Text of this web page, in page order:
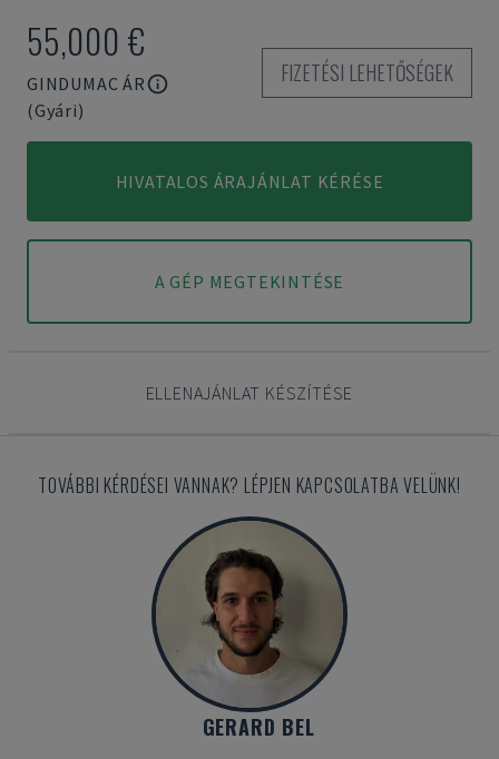
55,000 €
GINDUMAC ÁR
(Gyári)
FIZETÉSI LEHETŐSÉGEK
HIVATALOS ÁRAJÁNLAT KÉRÉSE
A GÉP MEGTEKINTÉSE
ELLENAJÁNLAT KÉSZÍTÉSE
TOVÁBBI KÉRDÉSEI VANNAK? LÉPJEN KAPCSOLATBA VELÜNK!
GERARD BEL